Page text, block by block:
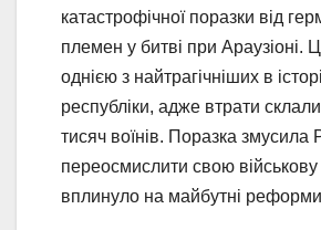
катастрофічної поразки від
племен у битві при Араузіоні.
однією з найтрагічніших в
республіки, адже втрати
тисяч воїнів. Поразка змусила
переосмислити свою
вплинуло на майбутні реформи